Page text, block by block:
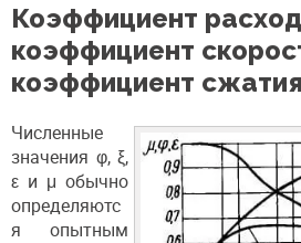
Коэффициент
коэффициент
коэффициент
Численные
значения φ, ξ,
ε и μ обычно
определяютс
я опытным